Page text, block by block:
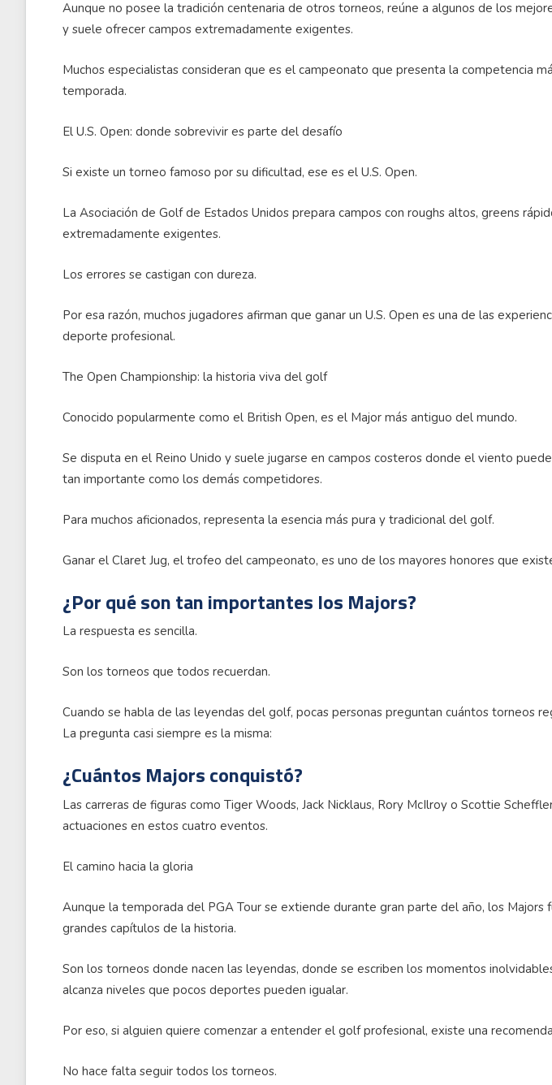
Aunque no posee la tradición centenaria de otros torneos, reúne a algunos de los
y suele ofrecer campos extremadamente exigentes.
Muchos especialistas consideran que es el campeonato que presenta la competencia
temporada.
El U.S. Open: donde sobrevivir es parte del desafío
Si existe un torneo famoso por su dificultad, ese es el U.S. Open.
La Asociación de Golf de Estados Unidos prepara campos con roughs altos, greens
extremadamente exigentes.
Los errores se castigan con dureza.
Por esa razón, muchos jugadores afirman que ganar un U.S. Open es una de las
deporte profesional.
The Open Championship: la historia viva del golf
Conocido popularmente como el British Open, es el Major más antiguo del mundo.
Se disputa en el Reino Unido y suele jugarse en campos costeros donde el viento
tan importante como los demás competidores.
Para muchos aficionados, representa la esencia más pura y tradicional del golf.
Ganar el Claret Jug, el trofeo del campeonato, es uno de los mayores honores que
¿Por qué son tan importantes los Majors?
La respuesta es sencilla.
Son los torneos que todos recuerdan.
Cuando se habla de las leyendas del golf, pocas personas preguntan cuántos torneos
La pregunta casi siempre es la misma:
¿Cuántos Majors conquistó?
Las carreras de figuras como Tiger Woods, Jack Nicklaus, Rory McIlroy o Scottie
actuaciones en estos cuatro eventos.
El camino hacia la gloria
Aunque la temporada del PGA Tour se extiende durante gran parte del año, los Majors
grandes capítulos de la historia.
Son los torneos donde nacen las leyendas, donde se escriben los momentos
alcanza niveles que pocos deportes pueden igualar.
Por eso, si alguien quiere comenzar a entender el golf profesional, existe una
No hace falta seguir todos los torneos.